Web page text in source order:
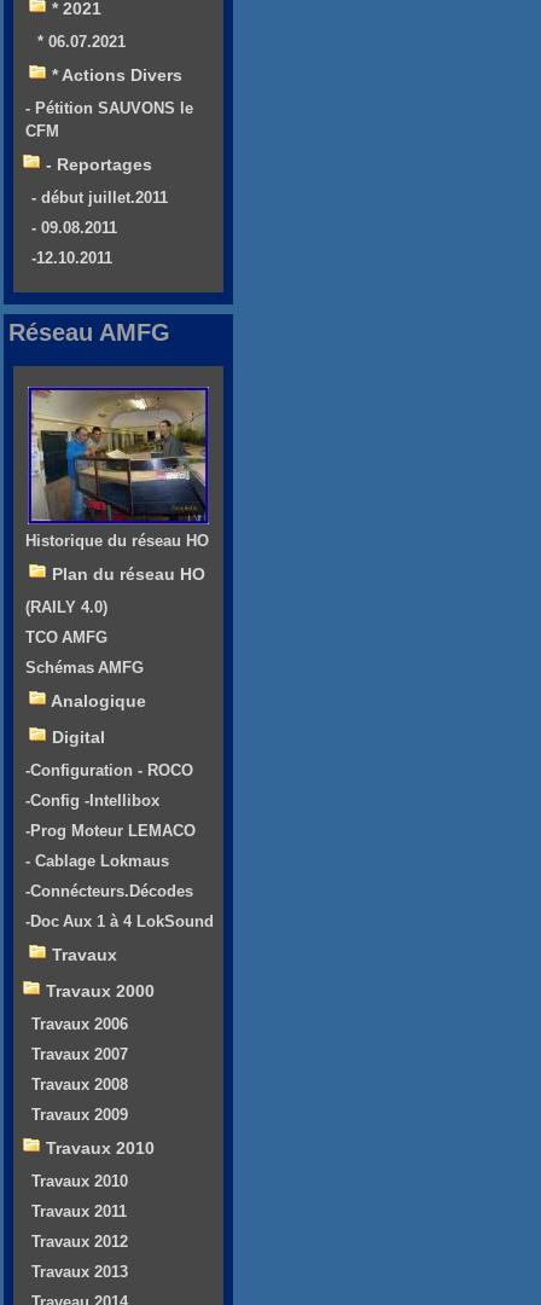
* 2021
* 06.07.2021
* Actions Divers
- Pétition SAUVONS le
CFM
- Reportages
- début juillet.2011
- 09.08.2011
-12.10.2011
Réseau AMFG
Historique du réseau HO
Plan du réseau HO
(RAILY 4.0)
TCO AMFG
Schémas AMFG
Analogique
Digital
-Configuration - ROCO
-Config -Intellibox
-Prog Moteur LEMACO
- Cablage Lokmaus
-Connécteurs.Décodes
-Doc Aux 1 à 4 LokSound
Travaux
Travaux 2000
Travaux 2006
Travaux 2007
Travaux 2008
Travaux 2009
Travaux 2010
Travaux 2010
Travaux 2011
Travaux 2012
Travaux 2013